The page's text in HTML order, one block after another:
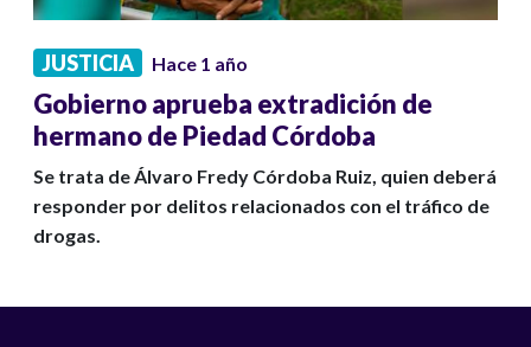
JUSTICIA Hace 1 año
Gobierno aprueba extradición de
hermano de Piedad Córdoba
Se trata de Álvaro Fredy Córdoba Ruiz, quien deberá
responder por delitos relacionados con el tráfico de
drogas.